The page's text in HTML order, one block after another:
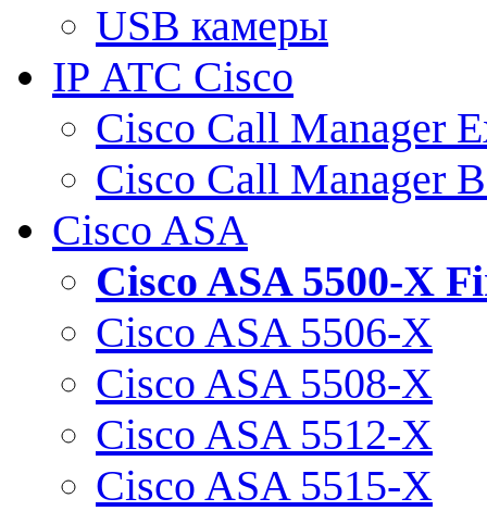
USB камеры
IP АТС Cisco
Cisco Call Manager
Cisco Call Manager
Cisco ASA
Cisco ASA 5500-X
Cisco ASA 5506-X
Cisco ASA 5508-X
Cisco ASA 5512-X
Cisco ASA 5515-X